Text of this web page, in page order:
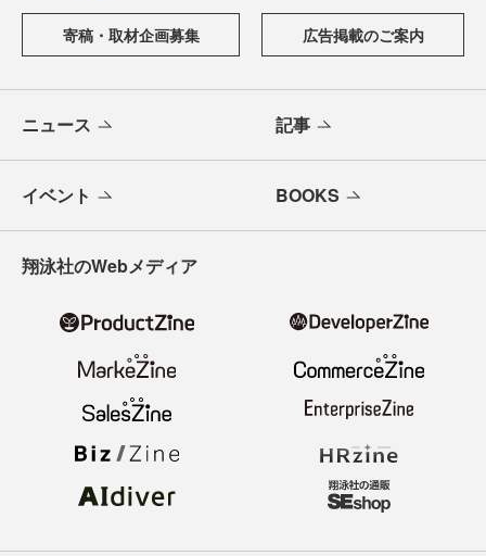
寄稿・取材企画募集 広告掲載のご案内
ニュース 記事
イベント BOOKS
翔泳社のWebメディア